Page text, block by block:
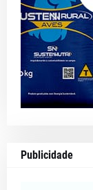
Publicidade